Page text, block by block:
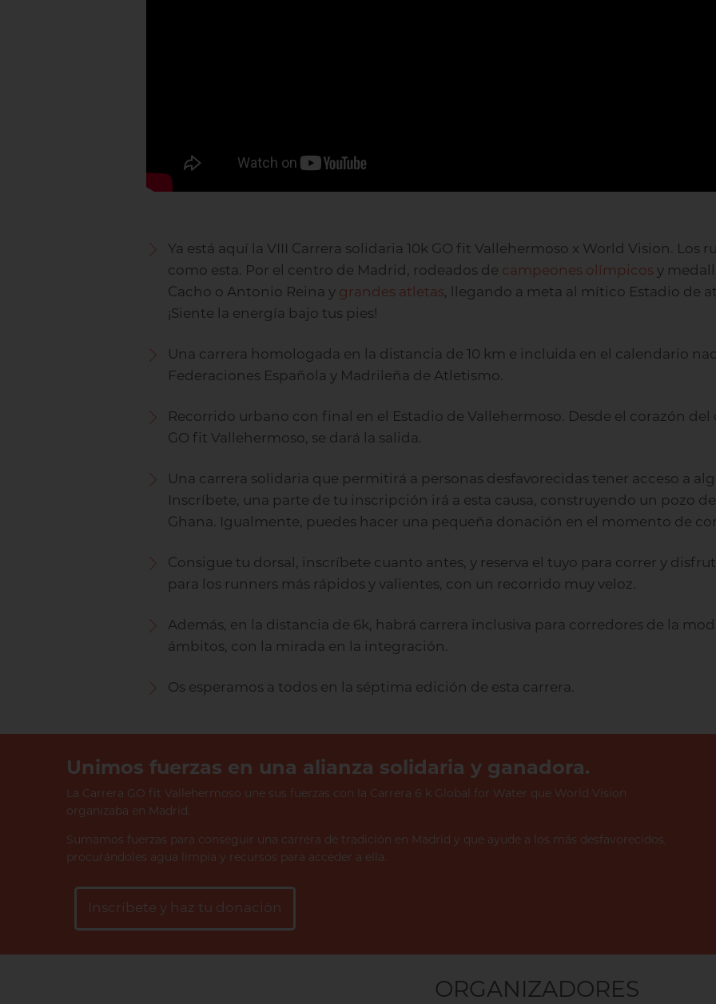
Ya está aquí la VIII Carrera solidaria 10k GO fit Vallehermoso x World Vision. Los
como esta. Por el centro de Madrid, rodeados de campeones olímpicosy
Cacho o Antonio Reina y grandes atletas, llegando a meta al mítico Estadio de
¡Siente la energía bajo tus pies!
Una carrera homologada en la distancia de 10 km e incluida en el calendario
Federaciones Española y Madrileña de Atletismo.
Recorrido urbano con final en el Estadio de Vallehermoso. Desde el corazón
GO fit Vallehermoso, se dará la salida.
Una carrera solidaria que permitirá a personas desfavorecidas tener acceso a
Inscríbete, una parte de tu inscripción irá a esta causa, construyendo un pozo
Ghana. Igualmente, puedes hacer una pequeña donación en el momento de
Consigue tu dorsal, inscríbete cuanto antes, y reserva el tuyo para correr y
para los runners más rápidos y valientes, con un recorrido muy veloz.
Además, en la distancia de 6k, habrá carrera inclusiva para corredores de la
ámbitos, con la mirada en la integración.
Os esperamos a todos en la séptima edición de esta carrera.
Unimos fuerzas en una alianza solidaria y ganadora.
La Carrera GO fit Vallehermoso une sus fuerzas con la Carrera 6 k Global for Water que World Vision
organizaba en Madrid.
Sumamos fuerzas para conseguir una carrera de tradición en Madrid y que ayude a los más desfavorecidos,
procurándoles agua limpia y recursos para acceder a ella.
Inscríbete y haz tu donación
ORGANIZADORES